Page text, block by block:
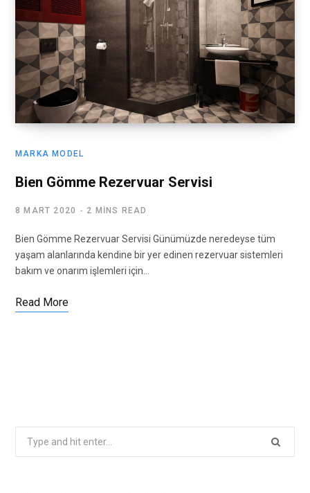
MARKA MODEL
Bien Gömme Rezervuar Servisi
8 MART 2020 2 MINS READ
Bien Gömme Rezervuar Servisi Günümüzde neredeyse tüm
yaşam alanlarında kendine bir yer edinen rezervuar sistemleri
bakım ve onarım işlemleri için…
Read More